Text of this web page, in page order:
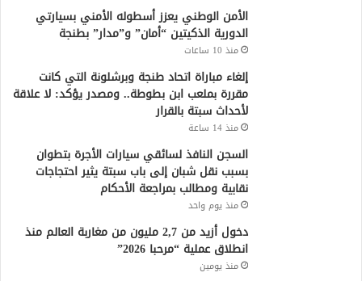
الأمن الوطني يعزز أسطوله الأمني بسيارتي
الدورية الذكيتين “أمان” و”مدار” بطنجة
منذ 10 ساعات
إلغاء مباراة اتحاد طنجة وبرشلونة التي كانت
مقررة بملعب ابن بطوطة.. ومصدر يؤكد: لا علاقة
لأحداث سبتة بالقرار
منذ 14 ساعة
السجن النافذ لسائقي سيارات الأجرة بتطوان
بسبب نقل شبان إلى باب سبتة يثير احتجاجات
نقابية ومطالب بمراجعة الأحكام
منذ يوم واحد
دخول أزيد من 2,7 مليون من مغاربة العالم منذ
انطلاق عملية “مرحبا 2026”
منذ يومين